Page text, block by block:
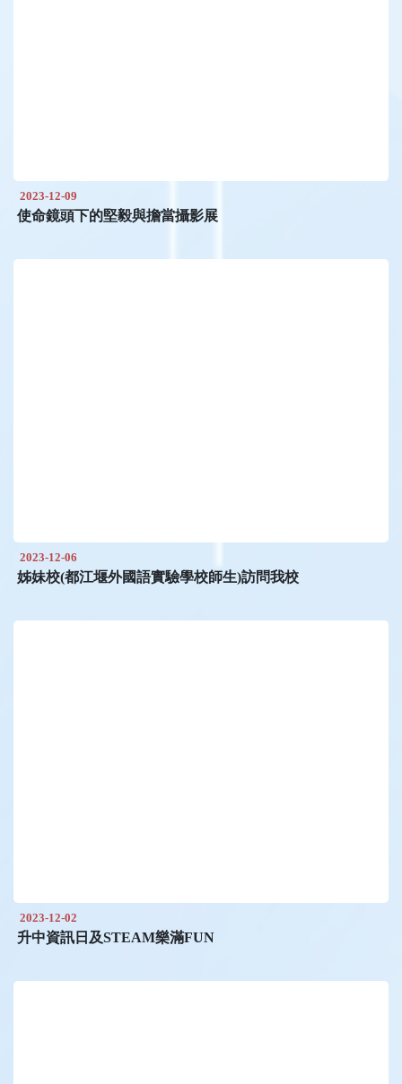
2023-12-09
使命鏡頭下的堅毅與擔當攝影展
2023-12-06
姊妹校(都江堰外國語實驗學校師生)訪問我校
2023-12-02
升中資訊日及STEAM樂滿FUN